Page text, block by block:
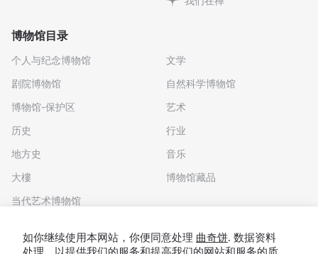
博物馆目录
个人与纪念博物馆
剧院博物馆
博物馆-保护区
历史
地方史
大樓
当代艺术博物馆
文学
自然科学博物馆
艺术
行业
音乐
博物馆藏品
如你继续使用本网站，你便同意处理 曲奇饼. 数据资料